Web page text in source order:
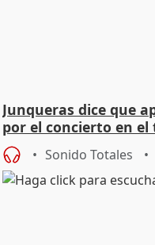
Junqueras dice que
por el concierto en
Sonido Totales